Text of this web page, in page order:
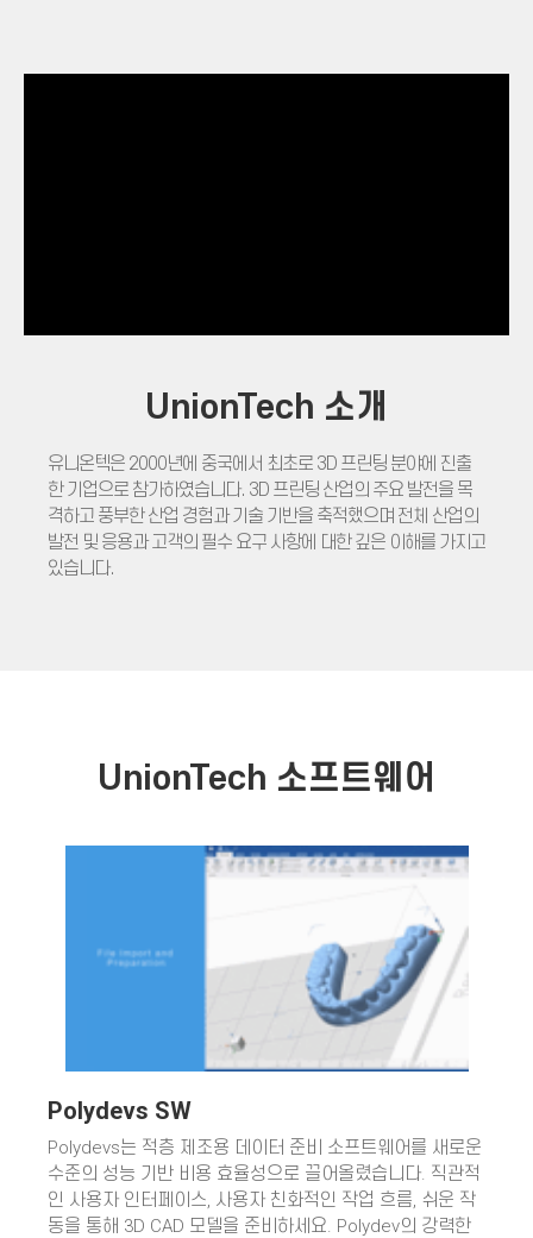
UnionTech 소개
유니온텍은 2000년에 중국에서 최초로 3D 프린팅 분야에 진출
한 기업으로 참가하였습니다. 3D 프린팅 산업의 주요 발전을 목
격하고 풍부한 산업 경험과 기술 기반을 축적했으며 전체 산업의
발전 및 응용과 고객의 필수 요구 사항에 대한 깊은 이해를 가지고
있습니다.
UnionTech 소프트웨어
Polydevs SW
Polydevs는 적층 제조용 데이터 준비 소프트웨어를 새로운
수준의 성능 기반 비용 효율성으로 끌어올렸습니다. 직관적
인 사용자 인터페이스, 사용자 친화적인 작업 흐름, 쉬운 작
동을 통해 3D CAD 모델을 준비하세요. Polydev의 강력한